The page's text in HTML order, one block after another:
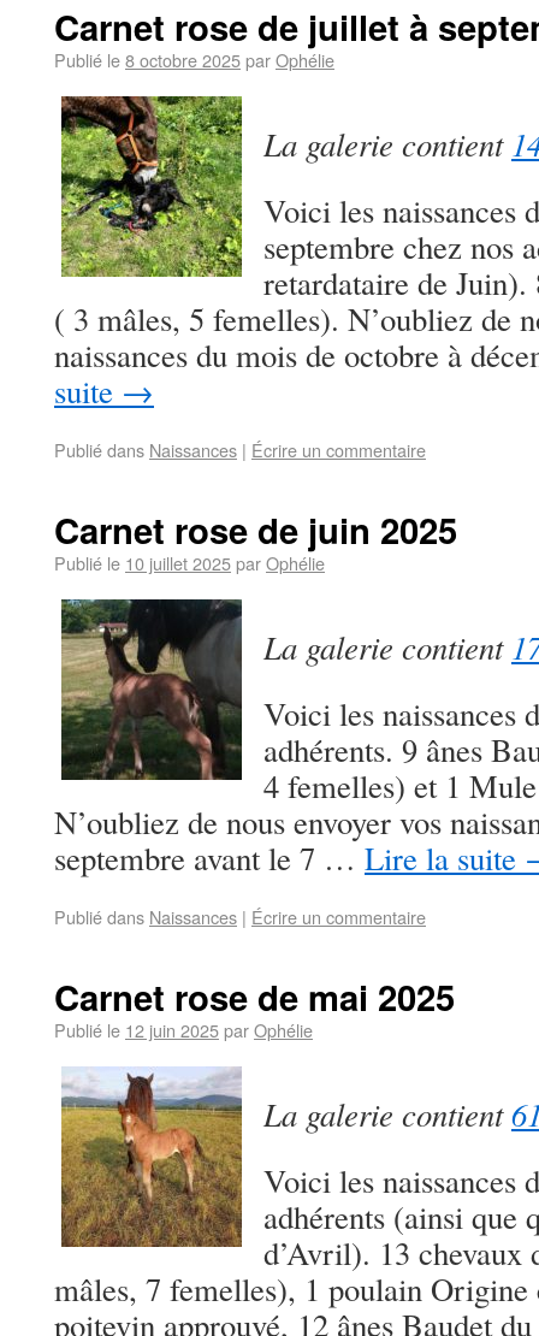
Carnet rose de juillet à
Publié le8 octobre 2025parOphélie
La galerie contient
Voici les naissances
septembre chez nos
retardataire de
( 3 mâles, 5 femelles). N’oubliez de
naissances du mois de octobre à
suite →
Publié dans Naissances | Écrire un commentaire
Carnet rose de juin 2025
Publié le 10 juillet 2025parOphélie
La galerie contient
Voici les naissances
adhérents. 9 ânes
4 femelles) et 1
N’oubliez de nous envoyer vos
septembre avant le 7 … Lire la suite
Publié dans Naissances | Écrire un commentaire
Carnet rose de mai 2025
Publié le 12 juin 2025parOphélie
La galerie contient
Voici les naissances
adhérents (ainsi que
d’Avril). 13
mâles, 7 femelles), 1 poulain Origine
poitevin approuvé, 12 ânes Baudet